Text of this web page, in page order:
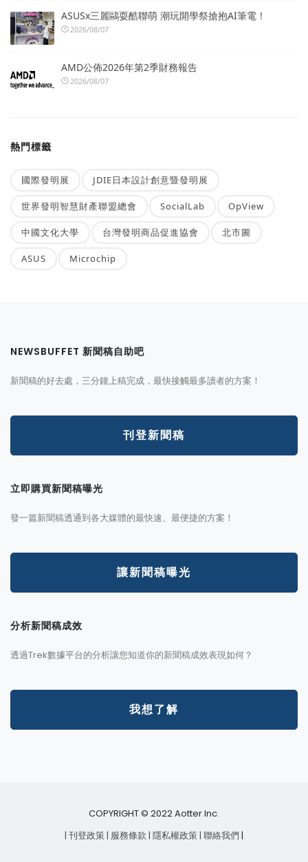
ASUSx三麗鷗耍酷聯萌 潮玩開學祭搶抱AI筆電！
2026/08/07
AMD公佈2026年第2季財務報告
2026/08/07
熱門標籤
國際發明展 JDIE日本設計創意暨發明展
世界發明智慧財產聯盟總會 SocialLab OpView
中國文化大學 台灣發明商品促進協會 北市圖
ASUS Microchip
NEWSBUFFET 新聞稿自助吧
新聞稿的好去處，三分鐘上稿完成，最快接觸最多讀者的方案！
刊登新聞稿
立即購買新聞稿曝光
發一篇新聞稿透通到各大媒體的最快速、最便捷的方案！
讓新聞稿曝光
分析新聞稿成效
透過Trek數據平台的分析讓您知道你的新聞稿成效表現如何？
我想了解
COPYRIGHT © 2022 Aotter Inc.
| 刊登政策| 服務條款 | 隱私權政策| 聯絡我們 |